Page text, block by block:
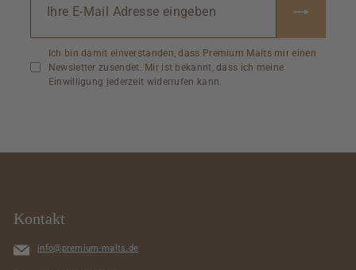
eingeben
Ich bin damit einverstanden, dass Premium Malts mir einen
Newsletter zusendet. Mir ist bekannt, dass ich meine
Einwilligung jederzeit widerrufen kann.
Kontakt
info@premium-malts.de